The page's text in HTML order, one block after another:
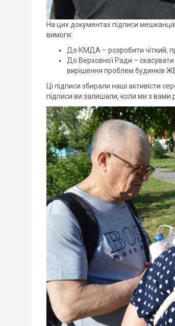
На цих документах підписи
вимоги:
До КМДА – розробити чіткий,
До Верховної Ради –
вирішення проблем будинків
Ці підписи збирали наші активісти
підписи ви залишали, коли ми з вами